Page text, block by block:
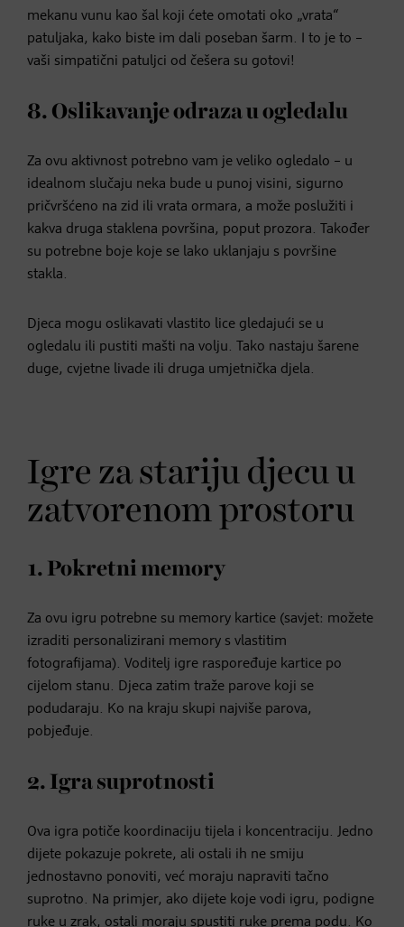
mekanu vunu kao šal koji ćete omotati oko „vrata“
patuljaka, kako biste im dali poseban šarm. I to je to –
vaši simpatični patuljci od češera su gotovi!
8. Oslikavanje odraza u ogledalu
Za ovu aktivnost potrebno vam je veliko ogledalo – u
idealnom slučaju neka bude u punoj visini, sigurno
pričvršćeno na zid ili vrata ormara, a može poslužiti i
kakva druga staklena površina, poput prozora. Također
su potrebne boje koje se lako uklanjaju s površine
stakla.
Djeca mogu oslikavati vlastito lice gledajući se u
ogledalu ili pustiti mašti na volju. Tako nastaju šarene
duge, cvjetne livade ili druga umjetnička djela.
Igre za stariju djecu u
zatvorenom prostoru
1. Pokretni memory
Za ovu igru potrebne su memory kartice (savjet: možete
izraditi personalizirani memory s vlastitim
fotografijama). Voditelj igre raspoređuje kartice po
cijelom stanu. Djeca zatim traže parove koji se
podudaraju. Ko na kraju skupi najviše parova,
pobjeđuje.
2. Igra suprotnosti
Ova igra potiče koordinaciju tijela i koncentraciju. Jedno
dijete pokazuje pokrete, ali ostali ih ne smiju
jednostavno ponoviti, već moraju napraviti tačno
suprotno. Na primjer, ako dijete koje vodi igru, podigne
ruke u zrak, ostali moraju spustiti ruke prema podu. Ko